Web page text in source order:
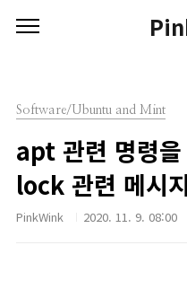
Software/Ubuntu and Mint
apt 관련 명령
lock 관련 메시
PinkWink 2020. 11. 9. 08:00